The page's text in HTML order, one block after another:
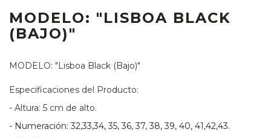
MODELO: "LISBOA BLACK
(BAJO)"
MODELO: "Lisboa Black (Bajo)"
Especificaciones del Producto:
- Altura: 5 cm de alto.
- Numeración: 32,33,34, 35, 36, 37, 38, 39, 40, 41,42,43.